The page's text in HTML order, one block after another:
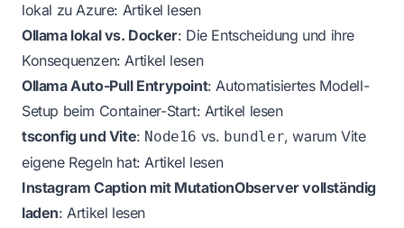
lokal zu Azure: Artikel lesen
Ollama lokal vs. Docker: Die Entscheidung und ihre
Konsequenzen:Artikel lesen
Ollama Auto-Pull Entrypoint: Automatisiertes Modell-
Setup beim Container-Start: Artikel lesen
tsconfig und Vite: Node16 vs. bundler, warum Vite
eigene Regeln hat:Artikel lesen
Instagram Caption mit MutationObserver vollständig
laden:Artikel lesen